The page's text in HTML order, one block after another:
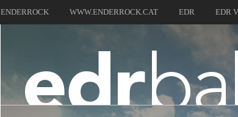
ENDERROCK WWW.ENDERROCK.CAT EDR EDR